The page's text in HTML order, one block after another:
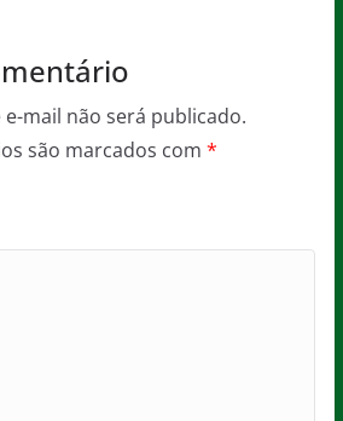
mail não será publicado.
são marcados com *